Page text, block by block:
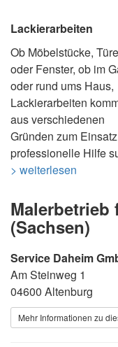
Lackierarbeiten
Ob Möbelstücke,
oder Fenster, ob im
oder rund ums Haus,
Lackierarbeiten
aus verschiedenen
Gründen zum
professionelle Hilfe
> weiterlesen
Malerbetrieb
(Sachsen)
Service Daheim
Am Steinweg 1
04600 Altenburg
Mehr Informationen zu